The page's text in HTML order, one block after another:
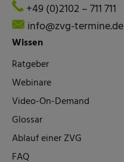
+49 (0)2102 – 711 711
info@zvg-termine.de
Wissen
Ratgeber
Webinare
Video-On-Demand
Glossar
Ablauf einer ZVG
FAQ